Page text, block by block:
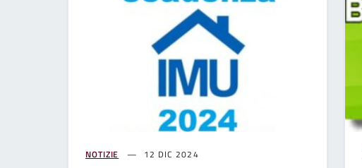
NOTIZIE 12 DIC 2024